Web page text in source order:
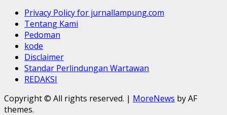
Privacy Policy for jurnallampung.com
Tentang Kami
Pedoman
kode
Disclaimer
Standar Perlindungan Wartawan
REDAKSI
Copyright © All rights reserved. | MoreNews by AF
themes.